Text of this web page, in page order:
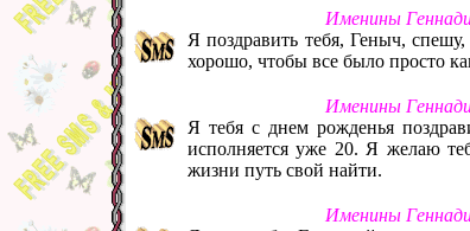
Именины
Я поздравить тебя, Геныч,
хорошо, чтобы все было просто
Именины
Я тебя с днем рожденья
исполняется уже 20. Я желаю
жизни путь свой найти.
Именины